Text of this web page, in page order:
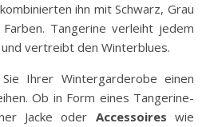
ihn mit Schwarz, Grau
Tangerine verleiht jedem
vertreibt den Winterblues.
Ihrer Wintergarderobe einen
Ob in Form eines Tangerine-
Jacke oder Accessoires wie